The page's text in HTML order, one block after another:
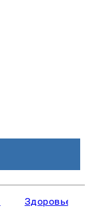
Здоровье